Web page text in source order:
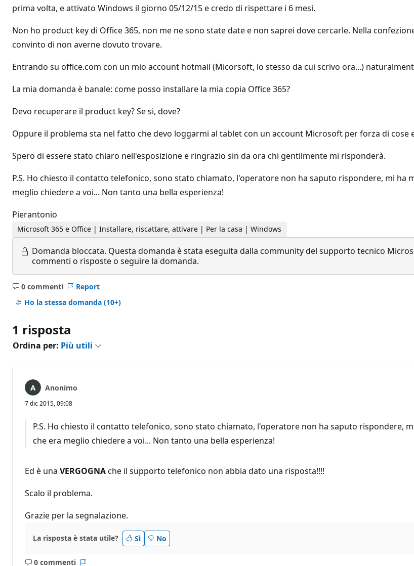
prima volta, e attivato Windows il giorno 05/12/15 e credo di rispettare i 6 mesi.
Non ho product key di Office 365, non me ne sono state date e non saprei dove cercarle. Nella
convinto di non averne dovuto trovare.
Entrando su office.com con un mio account hotmail (Micorsoft, lo stesso da cui scrivo ora...)
La mia domanda è banale: come posso installare la mia copia Office 365?
Devo recuperare il product key? Se si, dove?
Oppure il problema sta nel fatto che devo loggarmi al tablet con un account Microsoft per forza di cose
Spero di essere stato chiaro nell'esposizione e ringrazio sin da ora chi gentilmente mi risponderà.
P.S. Ho chiesto il contatto telefonico, sono stato chiamato, l'operatore non ha saputo rispondere, mi ha
meglio chiedere a voi... Non tanto una bella esperienza!
Pierantonio
Microsoft 365 e Office | Installare, riscattare, attivare | Per la casa | Windows
Domanda bloccata. Questa domanda è stata eseguita dalla community del supporto tecnico
commenti o risposte o seguire la domanda.
0 commenti
Nessun
commento
Report
Ho la stessa domanda (10+)
1 risposta
Ordina per: Più utili
Anonimo
7 dic 2015, 09:08
P.S. Ho chiesto il contatto telefonico, sono stato chiamato, l'operatore non ha saputo rispondere,
che era meglio chiedere a voi... Non tanto una bella esperienza!
Ed è una VERGOGNAche il supporto telefonico non abbia dato una risposta!!!!
Scalo il problema.
Grazie per la segnalazione.
La risposta è stata utile? Sì No
0 commenti